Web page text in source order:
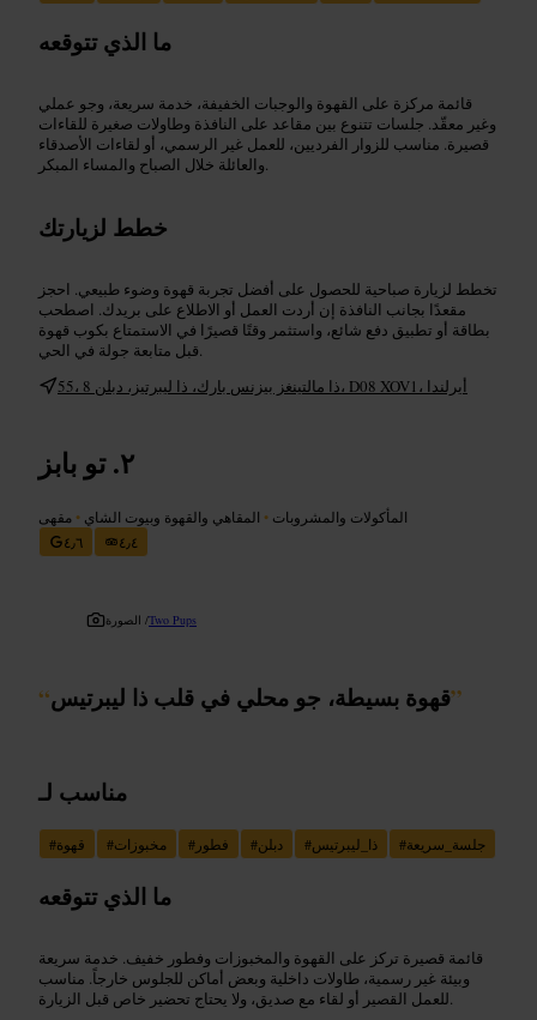
ما الذي تتوقعه
قائمة مركزة على القهوة والوجبات الخفيفة، خدمة سريعة، وجو عملي
وغير معقّد. جلسات تتنوع بين مقاعد على النافذة وطاولات صغيرة للقاءات
قصيرة. مناسب للزوار الفرديين، للعمل غير الرسمي، أو لقاءات الأصدقاء
والعائلة خلال الصباح والمساء المبكر.
خطط لزيارتك
تخطط لزيارة صباحية للحصول على أفضل تجربة قهوة وضوء طبيعي. احجز
مقعدًا بجانب النافذة إن أردت العمل أو الاطلاع على بريدك. اصطحب
بطاقة أو تطبيق دفع شائع، واستثمر وقتًا قصيرًا في الاستمتاع بكوب قهوة
قبل متابعة جولة في الحي.
55، ذا مالتينغز بيزنس بارك، ذا ليبرتيز، دبلن 8، D08 XOV1، أيرلندا
تو بابز
المأكولات والمشروبات • المقاهي والقهوة وبيوت الشاي • مقهى
٤٫٦
٤٫٤
الصورة /Two Pups
“قهوة بسيطة، جو محلي في قلب ذا ليبرتيس”
مناسب لـ
#قهوة #مخبوزات # فطور #دبلن #ذا_ليبرتيس #جلسة_سريعة
ما الذي تتوقعه
قائمة قصيرة تركز على القهوة والمخبوزات وفطور خفيف. خدمة سريعة
وبيئة غير رسمية، طاولات داخلية وبعض أماكن للجلوس خارجاً. مناسب
للعمل القصير أو لقاء مع صديق، ولا يحتاج تحضير خاص قبل الزيارة.